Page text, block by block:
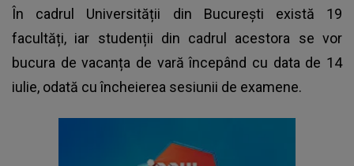
În cadrul Universității din București există 19
facultăți, iar studenții din cadrul acestora se vor
bucura de vacanța de vară începând cu data de 14
iulie, odată cu încheierea sesiunii de examene.